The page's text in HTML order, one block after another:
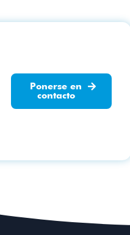
Ponerse en
contacto